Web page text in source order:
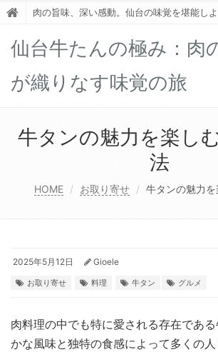
肉の旨味、深い感動。仙台の味覚を堪能しよ
仙台牛たんの極み：肉
が織りなす味覚の旅
牛タンの魅力を楽し
法
HOME お取り寄せ 牛タンの魅力
2025年5月12日 Gioele
お取り寄せ 料理 牛タン グルメ
肉料理の中でも特に愛される存在であ
かな風味と独特の食感によって多くの